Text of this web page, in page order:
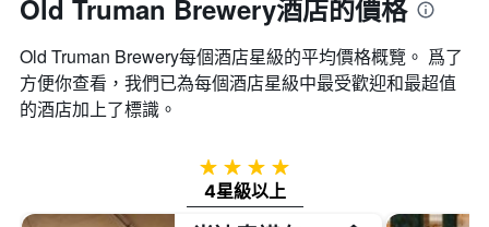
Old Truman Brewery酒店的價格
Old Truman Brewery​每個酒店星級的平均價格概覽。 爲了
方便你查看，我們已為每個酒店星級中最受歡迎和最超值
的酒店加上了標識。
4星級
4星級以上